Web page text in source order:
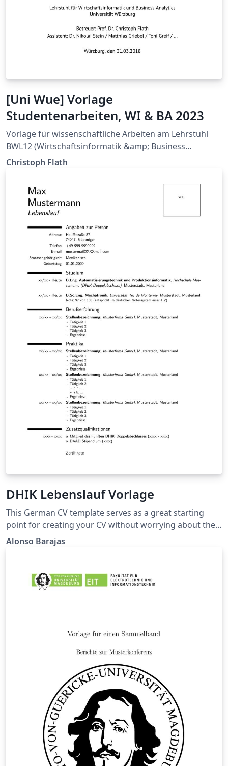
[Uni Wue] Vorlage
Studentenarbeiten, WI & BA 2023
Vorlage für wissenschaftliche Arbeiten am Lehrstuhl
BWL12 (Wirtschaftsinformatik &amp; Business
Analytics, Prof. Christoph Flath)
Christoph Flath
DHIK Lebenslauf Vorlage
This German CV template serves as a great starting
point for creating your CV without worrying about the
format. It was created by a former Mexican student of
the double degree program with all the DHIK students
Alonso Barajas